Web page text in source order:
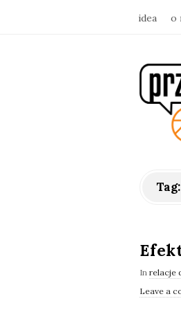
idea o
p
y
ś
Tag:
In relacje
Leave a